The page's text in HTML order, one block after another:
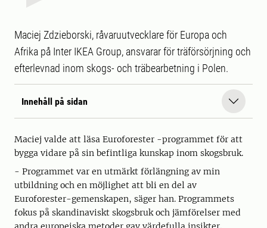
Maciej Zdzieborski, råvaruutvecklare för Europa och
Afrika på Inter IKEA Group, ansvarar för träförsörjning och
efterlevnad inom skogs- och träbearbetning i Polen.
Innehåll på sidan
Maciej valde att läsa Euroforester -programmet för att
bygga vidare på sin befintliga kunskap inom skogsbruk.
- Programmet var en utmärkt förlängning av min
utbildning och en möjlighet att bli en del av
Euroforester-gemenskapen, säger han. Programmets
fokus på skandinaviskt skogsbruk och jämförelser med